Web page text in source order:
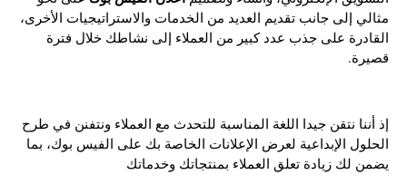
مثالي إلى جانب تقديم العديد من الخدمات والاستراتيجيات الأخرى،
القادرة على جذب عدد كبير من العملاء إلى نشاطك خلال فترة
قصيرة.
إذ أننا نتقن جيدا اللغة المناسبة للتحدث مع العملاء ونتفنن في طرح
الحلول الإبداعية لعرض الإعلانات الخاصة بك على الفيس بوك، بما
يضمن لك زيادة تعلق العملاء بمنتجاتك وخدماتك